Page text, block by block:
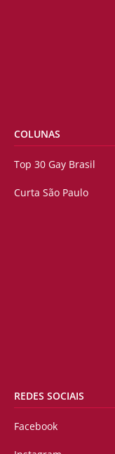
COLUNAS
Top 30 Gay Brasil
Curta São Paulo
REDES SOCIAIS
Facebook